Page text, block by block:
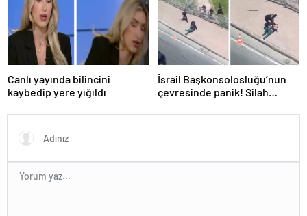
Canlı yayında bilincini
kaybedip yere yığıldı
İsrail Başkonsolosluğu’nun
çevresinde panik! Silah
açıklama geldi